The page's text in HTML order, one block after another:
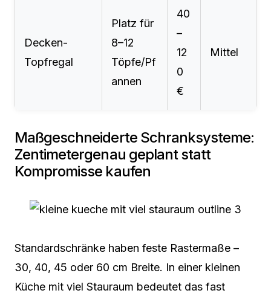
Decken-
Topfregal
Platz für
8–12
Töpfe/Pf
annen
40
–
12
0
€
Mittel
Maßgeschneiderte Schranksysteme:
Zentimetergenau geplant statt
Kompromisse kaufen
Standardschränke haben feste Rastermaße –
30, 40, 45 oder 60 cm Breite. In einer kleinen
Küche mit viel Stauraum bedeutet das fast